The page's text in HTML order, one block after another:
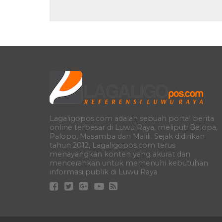
Lagaligopos.com adalah sebuah portal berita
online terbesar di Luwu Raya, meliputi Belopa,
Palopo, Masamba dan Malili. Sejak didirikan
tahun 2012, Lagaligopos.com terus
menayangkan konten yang akurat dan
mencerahkan untuk memenuhi kebutuhan
informasi publik di Luwu Raya